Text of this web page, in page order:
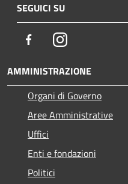
SEGUICI SU
FacebookInstagram
AMMINISTRAZIONE
Organi di Governo
Aree Amministrative
Uffici
Enti e fondazioni
Politici